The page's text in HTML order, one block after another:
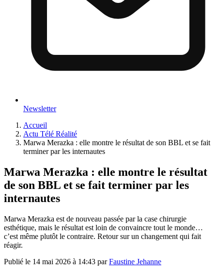
Newsletter
Accueil
Actu Télé Réalité
Marwa Merazka : elle montre le résultat de son BBL et se fait
terminer par les internautes
Marwa Merazka : elle montre le résultat
de son BBL et se fait terminer par les
internautes
Marwa Merazka est de nouveau passée par la case chirurgie
esthétique, mais le résultat est loin de convaincre tout le monde…
c’est même plutôt le contraire. Retour sur un changement qui fait
réagir.
Publié le 14 mai 2026 à 14:43 parFaustine Jehanne